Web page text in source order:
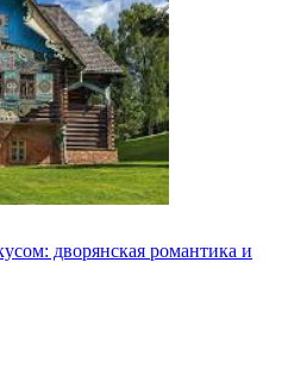
дворянская романтика и